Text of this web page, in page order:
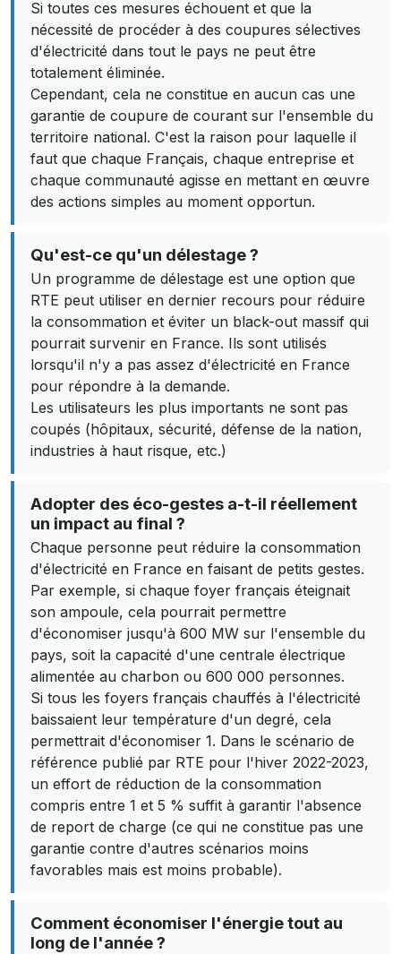
Si toutes ces mesures échouent et que la
nécessité de procéder à des coupures sélectives
d'électricité dans tout le pays ne peut être
totalement éliminée.
Cependant, cela ne constitue en aucun cas une
garantie de coupure de courant sur l'ensemble du
territoire national. C'est la raison pour laquelle il
faut que chaque Français, chaque entreprise et
chaque communauté agisse en mettant en œuvre
des actions simples au moment opportun.
Qu'est-ce qu'un délestage ?
Un programme de délestage est une option que
RTE peut utiliser en dernier recours pour réduire
la consommation et éviter un black-out massif qui
pourrait survenir en France. Ils sont utilisés
lorsqu'il n'y a pas assez d'électricité en France
pour répondre à la demande.
Les utilisateurs les plus importants ne sont pas
coupés (hôpitaux, sécurité, défense de la nation,
industries à haut risque, etc.)
Adopter des éco-gestes a-t-il réellement
un impact au final ?
Chaque personne peut réduire la consommation
d'électricité en France en faisant de petits gestes.
Par exemple, si chaque foyer français éteignait
son ampoule, cela pourrait permettre
d'économiser jusqu'à 600 MW sur l'ensemble du
pays, soit la capacité d'une centrale électrique
alimentée au charbon ou 600 000 personnes.
Si tous les foyers français chauffés à l'électricité
baissaient leur température d'un degré, cela
permettrait d'économiser 1. Dans le scénario de
référence publié par RTE pour l'hiver 2022-2023,
un effort de réduction de la consommation
compris entre 1 et 5 % suffit à garantir l'absence
de report de charge (ce qui ne constitue pas une
garantie contre d'autres scénarios moins
favorables mais est moins probable).
Comment économiser l'énergie tout au
long de l'année ?